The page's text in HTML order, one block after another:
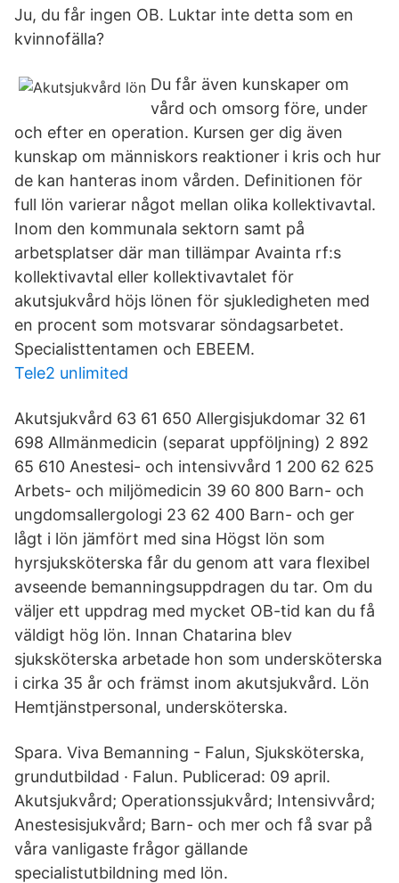
Ju, du får ingen OB. Luktar inte detta som en
kvinnofälla?
Du får även kunskaper om
vård och omsorg före, under
och efter en operation. Kursen ger dig även
kunskap om människors reaktioner i kris och hur
de kan hanteras inom vården. Definitionen för
full lön varierar något mellan olika kollektivavtal.
Inom den kommunala sektorn samt på
arbetsplatser där man tillämpar Avainta rf:s
kollektivavtal eller kollektivavtalet för
akutsjukvård höjs lönen för sjukledigheten med
en procent som motsvarar söndagsarbetet.
Specialisttentamen och EBEEM.
Tele2 unlimited
Akutsjukvård 63 61 650 Allergisjukdomar 32 61
698 Allmänmedicin (separat uppföljning) 2 892
65 610 Anestesi- och intensivvård 1 200 62 625
Arbets- och miljömedicin 39 60 800 Barn- och
ungdomsallergologi 23 62 400 Barn- och ger
lågt i lön jämfört med sina Högst lön som
hyrsjuksköterska får du genom att vara flexibel
avseende bemanningsuppdragen du tar. Om du
väljer ett uppdrag med mycket OB-tid kan du få
väldigt hög lön. Innan Chatarina blev
sjuksköterska arbetade hon som undersköterska
i cirka 35 år och främst inom akutsjukvård. Lön
Hemtjänstpersonal, undersköterska.
Spara. Viva Bemanning - Falun, Sjuksköterska,
grundutbildad · Falun. Publicerad: 09 april.
Akutsjukvård; Operationssjukvård; Intensivvård;
Anestesisjukvård; Barn- och mer och få svar på
våra vanligaste frågor gällande
specialistutbildning med lön.